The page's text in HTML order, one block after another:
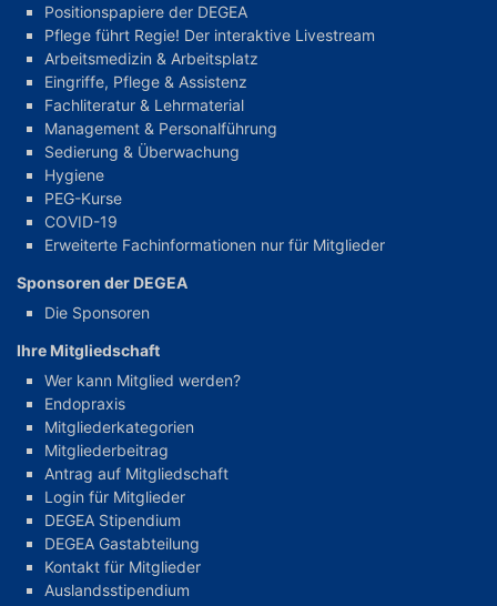
Positionspapiere der DEGEA
Pflege führt Regie! Der interaktive Livestream
Arbeitsmedizin & Arbeitsplatz
Eingriffe, Pflege & Assistenz
Fachliteratur & Lehrmaterial
Management & Personalführung
Sedierung & Überwachung
Hygiene
PEG-Kurse
COVID-19
Erweiterte Fachinformationen nur für Mitglieder
Sponsoren der DEGEA
Die Sponsoren
Ihre Mitgliedschaft
Wer kann Mitglied werden?
Endopraxis
Mitgliederkategorien
Mitgliederbeitrag
Antrag auf Mitgliedschaft
Login für Mitglieder
DEGEA Stipendium
DEGEA Gastabteilung
Kontakt für Mitglieder
Auslandsstipendium